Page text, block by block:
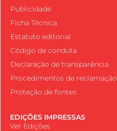
Publicidade
Ficha Técnica
Estatuto editorial
Código de conduta
Declaração de transparência
Procedimentos de reclamação
Proteção de fontes
EDIÇÕES IMPRESSAS
Ver Edições